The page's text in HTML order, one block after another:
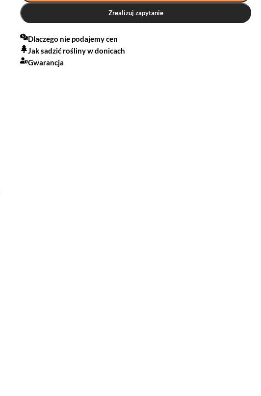
Zrealizuj zapytanie
Dlaczego nie podajemy cen
Jak sadzić rośliny w donicach
Gwarancja